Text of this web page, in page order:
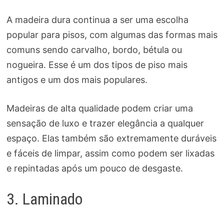
A madeira dura continua a ser uma escolha
popular para pisos, com algumas das formas mais
comuns sendo carvalho, bordo, bétula ou
nogueira. Esse é um dos tipos de piso mais
antigos e um dos mais populares.
Madeiras de alta qualidade podem criar uma
sensação de luxo e trazer elegância a qualquer
espaço. Elas também são extremamente duráveis
​​e fáceis de limpar, assim como podem ser lixadas
e repintadas após um pouco de desgaste.
3. Laminado